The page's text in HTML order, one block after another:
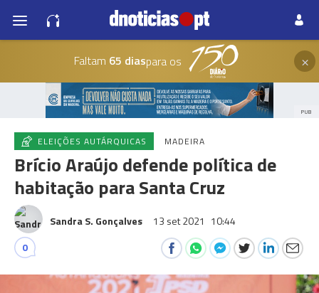
Faltam 65 diaspara os ×
PUB
ELEIÇÕES AUTÁRQUICAS MADEIRA
Brício Araújo defende política de
habitação para Santa Cruz
Sandra S. Gonçalves 13 set 2021 10:44
0